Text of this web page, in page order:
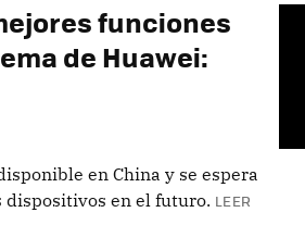
funciones
de Huawei:
en China y se espera
dispositivos en el futuro. LEER